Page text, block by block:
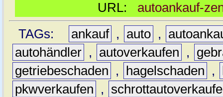
URL: autoankauf-
TAGs:
ankauf , auto ,
autohändler , autoverkaufen ,
getriebeschaden
, hagelschaden ,
pkwverkaufen
,